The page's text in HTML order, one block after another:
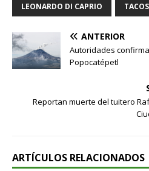
LEONARDO DI CAPRIO
ANTERIOR
Autoridades
Popocatépetl
Reportan muerte del tuitero
ARTÍCULOS RELACIONADOS